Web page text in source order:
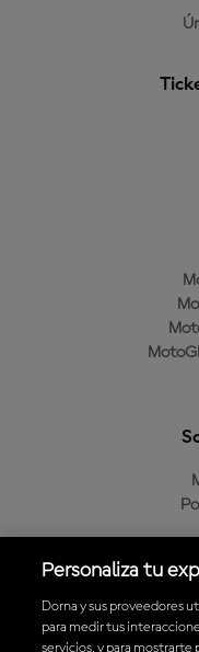
Personaliza tu
Dorna y sus proveedores
para medir tus
servicios, y para mostrarte